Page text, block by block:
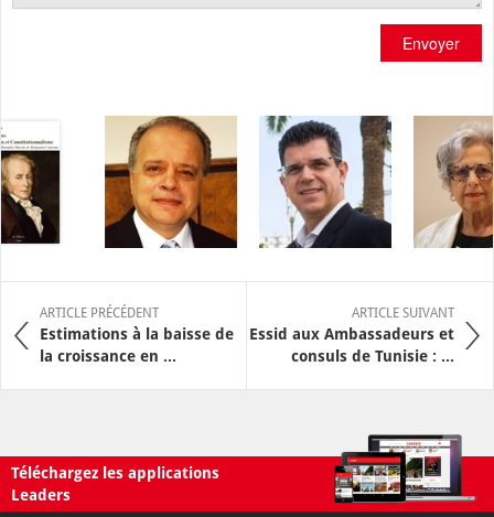
Envoyer
ARTICLE PRÉCÉDENT
Estimations à la baisse de
la croissance en ...
ARTICLE SUIVANT
Essid aux Ambassadeurs et
consuls de Tunisie : ...
Téléchargez les applications
Leaders